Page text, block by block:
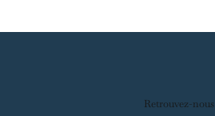
Retrouvez-nous